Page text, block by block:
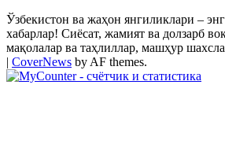
Ўзбекистон ва жаҳон янгиликлари –
хабарлар! Сиёсат, жамият ва долзарб
мақолалар ва таҳлиллар, машҳур
| CoverNews by AF themes.